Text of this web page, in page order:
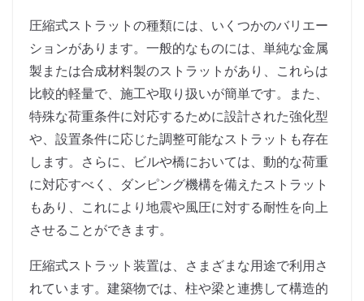
圧縮式ストラットの種類には、いくつかのバリエー
ションがあります。一般的なものには、単純な金属
製または合成材料製のストラットがあり、これらは
比較的軽量で、施工や取り扱いが簡単です。また、
特殊な荷重条件に対応するために設計された強化型
や、設置条件に応じた調整可能なストラットも存在
します。さらに、ビルや橋においては、動的な荷重
に対応すべく、ダンピング機構を備えたストラット
もあり、これにより地震や風圧に対する耐性を向上
させることができます。
圧縮式ストラット装置は、さまざまな用途で利用さ
れています。建築物では、柱や梁と連携して構造的